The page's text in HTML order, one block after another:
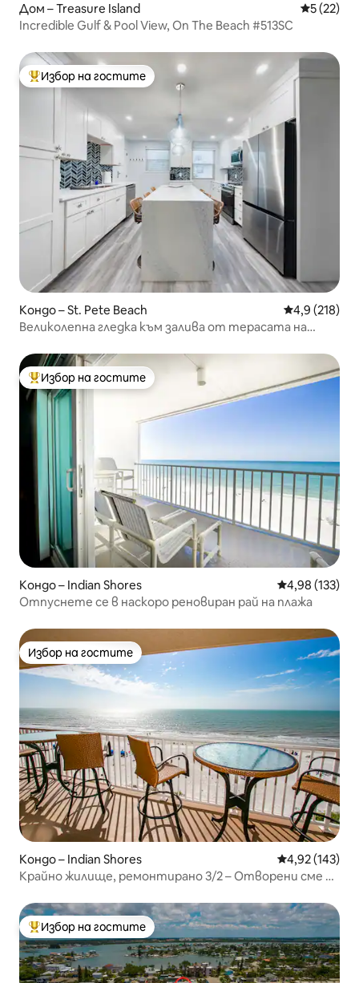
Дом – Treasure Island Средна
5 (22)
Incredible Gulf & Pool View, On The Beach #513SC
Най-популярен избор на гостите
Избор на гостите
Кондо – St. Pete Beach Средна
4,9 (218)
Великолепна гледка към залива от терасата на
Най-популярен избор на гостите
Избор на гостите
Кондо – Indian Shores Средна
4,98 (133)
Отпуснете се в наскоро реновиран рай на плажа
Избор на гостите
Избор на гостите
Кондо – Indian Shores Средна
4,92 (143)
Крайно жилище, ремонтирано 3/2 – Отворени сме за
Най-популярен избор на гостите
Избор на гостите